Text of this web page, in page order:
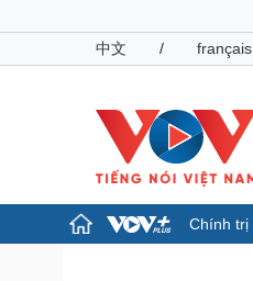
中文
/ français
Chính trị